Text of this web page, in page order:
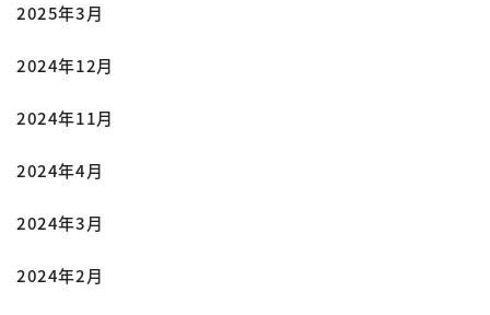
2025年3月
2024年12月
2024年11月
2024年4月
2024年3月
2024年2月